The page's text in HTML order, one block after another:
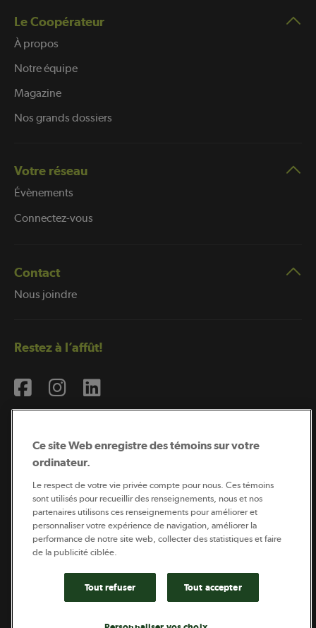
Le Coopérateur
À propos
Notre équipe
Magazine
Nos grands dossiers
Votre réseau
Évènements
Connectez-vous
Contact
Nous joindre
Restez à l’affût!
Coopérateur est publié par Sollio Groupe Coopératif.
Il est l’outil d’information de la coopération agricole
québécoise.
Ce site Web enregistre des témoins sur votre
ordinateur.
Le respect de votre vie privée compte pour nous. Ces témoins
sont utilisés pour recueillir des renseignements, nous et nos
partenaires utilisons ces renseignements pour améliorer et
personnaliser votre expérience de navigation, améliorer la
performance de notre site web, collecter des statistiques et faire
de la publicité ciblée.
Tout refuser Tout accepter